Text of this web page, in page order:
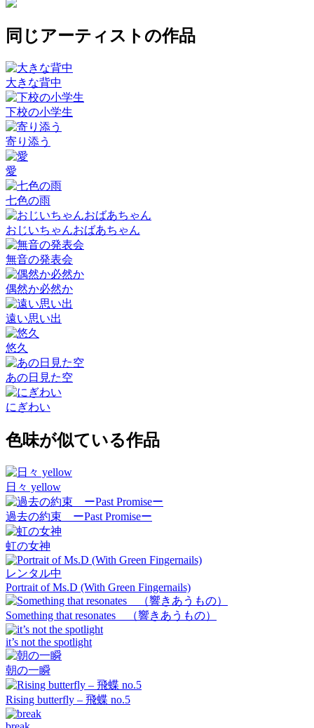
同じアーティストの作品
大きな背中
下校の小学生
寄り添う
愛
七色の雨
おじいちゃんおばあちゃん
無音の発表会
偶然か必然か
遠い思い出
悠久
あの日見た空
にぎわい
色味が似ている作品
日々 yellow
過去の約束 ーPast Promiseー
虹の女神
レンタル中
Portrait of Ms.D (With Green Fingernails)
Something that resonates （響きあうもの）
it’s not the spotlight
朝の一瞬
Rising butterfly – 飛蝶 no.5